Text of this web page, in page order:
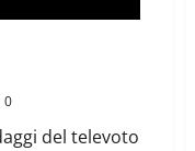
0
del televoto